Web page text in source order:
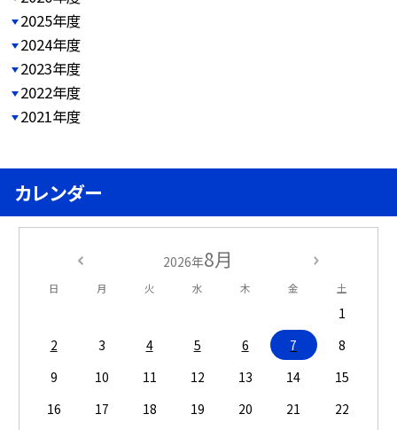
2025年度
2024年度
2023年度
2022年度
2021年度
カレンダー
2026年8月
日 月 火 水 木 金 土
1
2
3 4 5 6 7
8
9
10 11 12 13 14
15
16
17 18 19 20 21
22